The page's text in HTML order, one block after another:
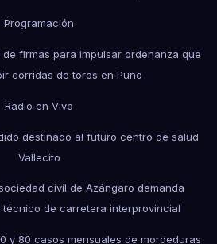
Programación
firmas para impulsar ordenanza que
corridas de toros en Puno
Radio en Vivo
destinado al futuro centro de salud
Vallecito
civil de Azángaro demanda
de carretera interprovincial
y 80 casos mensuales de mordeduras